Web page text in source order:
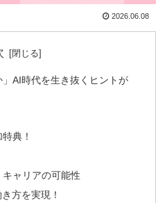
2026.06.08
」AI時代を生き抜くヒントが
典！
ャリアの可能性
方を実現！